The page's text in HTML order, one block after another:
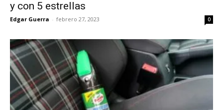
y con 5 estrellas
Edgar Guerra - febrero 27, 2023 0